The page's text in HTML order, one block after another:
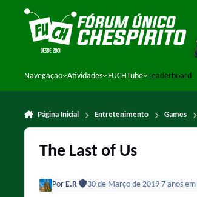
Ir para conteúdo
Navegação Atividades FUCHTube Leaderboard
Página Inicial Entretenimento Games
The Last of Us
Por E.R 30 de Março de 2019 7 anos em